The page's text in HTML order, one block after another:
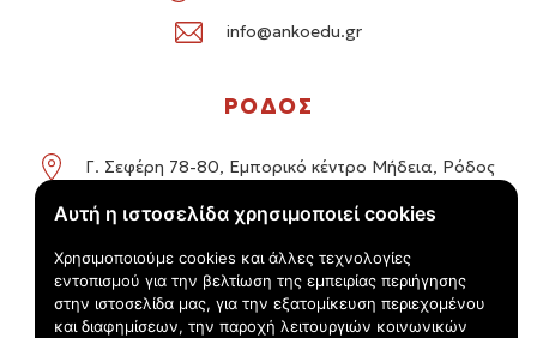
Αυτή η ιστοσελίδα χρησιμοποιεί cookies
Χρησιμοποιούμε cookies και άλλες τεχνολογίες
εντοπισμού για την βελτίωση της εμπειρίας περιήγησης
στην ιστοσελίδα μας, για την εξατομίκευση περιεχομένου
και διαφημίσεων, την παροχή λειτουργιών κοινωνικών
info@ankoedu.gr
ΡΟΔΟΣ
Γ. Σεφέρη 78-80, Εμπορικό κέντρο Μήδεια, Ρόδος
+30 22414 01016 / +30 22410 62488
info@ankoedu.gr